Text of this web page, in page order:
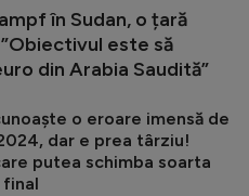
în Sudan, o țară
este să
din Arabia Saudită”
o eroare imensă de
dar e prea târziu!
putea schimba soarta